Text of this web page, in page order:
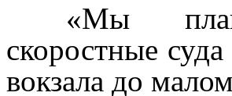
«Мы
скоростные
вокзала до